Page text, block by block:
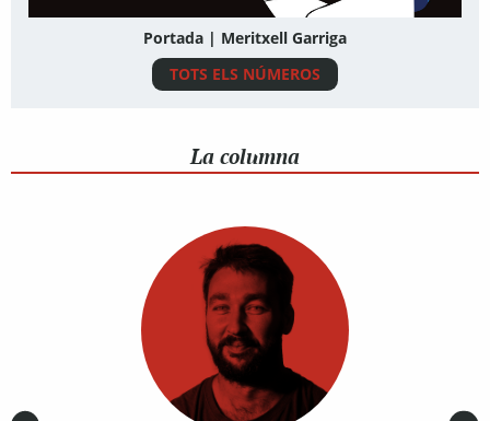
Portada | Meritxell Garriga
TOTS ELS NÚMEROS
La columna